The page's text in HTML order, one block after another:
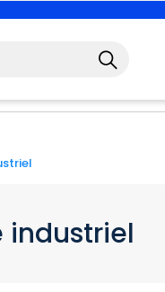
industriel